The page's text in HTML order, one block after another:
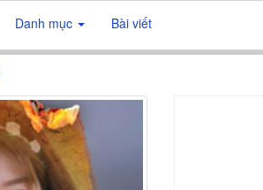
Danh mục Bài viết